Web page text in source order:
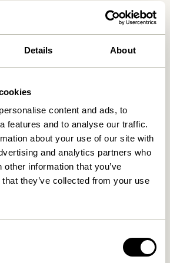
Details About
content and ads, to
features and to analyse our traffic.
about your use of our site with
and analytics partners who
information that you’ve
they’ve collected from your use
Fuyu Vasen Orange (3er Set)